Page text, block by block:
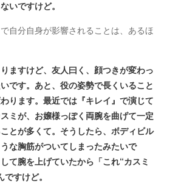
いですけど。
自分自身が影響されることは、あるほ
ますけど、友人曰く、顔つきが変わっ
です。あと、役の姿勢で長くいること
ります。最近では『キレイ』で演じて
ミが、お嬢様っぽく両腕を曲げて一定
とが多くて。そうしたら、ボディビル
な胸筋がついてしまったみたいで
て腕を上げていたから「これ“カスミ
すけど​。